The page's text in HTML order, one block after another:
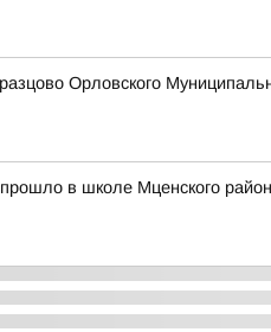
Орловского
в школе Мценского